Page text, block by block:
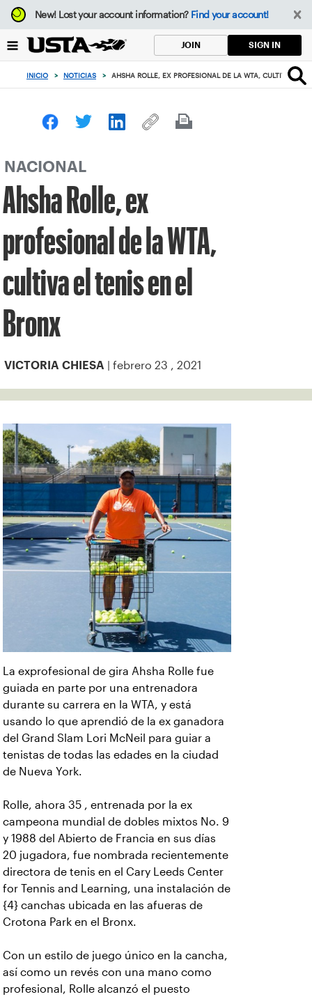
Enfoque
desde
botón
volver
principio
New!Lost your account information? Find your account!
JOIN SIGN IN
INICIO > NOTICIAS > AHSHA ROLLE, EX PROFESIONAL DE LA WTA, CULTIVA EL
NACIONAL
Ahsha Rolle, ex
profesional de la WTA,
cultiva el tenis en el
Bronx
VICTORIA CHIESA | febrero 23 , 2021
La exprofesional de gira Ahsha Rolle fue
guiada en parte por una entrenadora
durante su carrera en la WTA, y está
usando lo que aprendió de la ex ganadora
del Grand Slam Lori McNeil para guiar a
tenistas de todas las edades en la ciudad
de Nueva York.
Rolle, ahora 35 , entrenada por la ex
campeona mundial de dobles mixtos No. 9
y 1988 del Abierto de Francia en sus días
20 jugadora, fue nombrada recientemente
directora de tenis en el Cary Leeds Center
for Tennis and Learning, una instalación de
{4} canchas ubicada en las afueras de
Crotona Park en el Bronx.
Con un estilo de juego único en la cancha,
así como un revés con una mano como
profesional, Rolle alcanzó el puesto